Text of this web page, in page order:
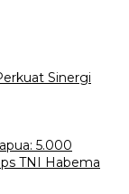
Sinergi
5.000
TNI Habema